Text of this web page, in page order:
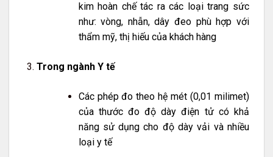
kim hoàn chế tác ra các loại trang sức
như: vòng, nhẫn, dây đeo phù hợp với
thẩm mỹ, thị hiếu của khách hàng
Trong ngành Y tế
Các phép đo theo hệ mét (0,01 milimet)
của thước đo độ dày điện tử có khả
năng sử dụng cho độ dày vải và nhiều
loại y tế